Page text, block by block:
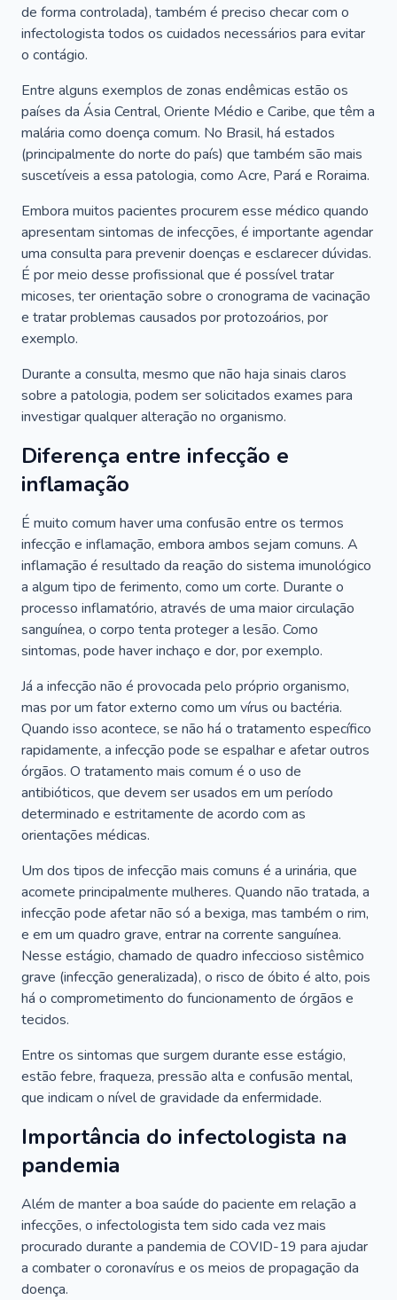
de forma controlada), também é preciso checar com o
infectologista todos os cuidados necessários para evitar
o contágio.
Entre alguns exemplos de zonas endêmicas estão os
países da Ásia Central, Oriente Médio e Caribe, que têm a
malária como doença comum. No Brasil, há estados
(principalmente do norte do país) que também são mais
suscetíveis a essa patologia, como Acre, Pará e Roraima.
Embora muitos pacientes procurem esse médico quando
apresentam sintomas de infecções, é importante agendar
uma consulta para prevenir doenças e esclarecer dúvidas.
É por meio desse profissional que é possível tratar
micoses, ter orientação sobre o cronograma de vacinação
e tratar problemas causados por protozoários, por
exemplo.
Durante a consulta, mesmo que não haja sinais claros
sobre a patologia, podem ser solicitados exames para
investigar qualquer alteração no organismo.
Diferença entre infecção e
inflamação
É muito comum haver uma confusão entre os termos
infecção e inflamação, embora ambos sejam comuns. A
inflamação é resultado da reação do sistema imunológico
a algum tipo de ferimento, como um corte. Durante o
processo inflamatório, através de uma maior circulação
sanguínea, o corpo tenta proteger a lesão. Como
sintomas, pode haver inchaço e dor, por exemplo.
Já a infecção não é provocada pelo próprio organismo,
mas por um fator externo como um vírus ou bactéria.
Quando isso acontece, se não há o tratamento específico
rapidamente, a infecção pode se espalhar e afetar outros
órgãos. O tratamento mais comum é o uso de
antibióticos, que devem ser usados em um período
determinado e estritamente de acordo com as
orientações médicas.
Um dos tipos de infecção mais comuns é a urinária, que
acomete principalmente mulheres. Quando não tratada, a
infecção pode afetar não só a bexiga, mas também o rim,
e em um quadro grave, entrar na corrente sanguínea.
Nesse estágio, chamado de quadro infeccioso sistêmico
grave (infecção generalizada), o risco de óbito é alto, pois
há o comprometimento do funcionamento de órgãos e
tecidos.
Entre os sintomas que surgem durante esse estágio,
estão febre, fraqueza, pressão alta e confusão mental,
que indicam o nível de gravidade da enfermidade.
Importância do infectologista na
pandemia
Além de manter a boa saúde do paciente em relação a
infecções, o infectologista tem sido cada vez mais
procurado durante a pandemia de COVID-19 para ajudar
a combater o coronavírus e os meios de propagação da
doença.